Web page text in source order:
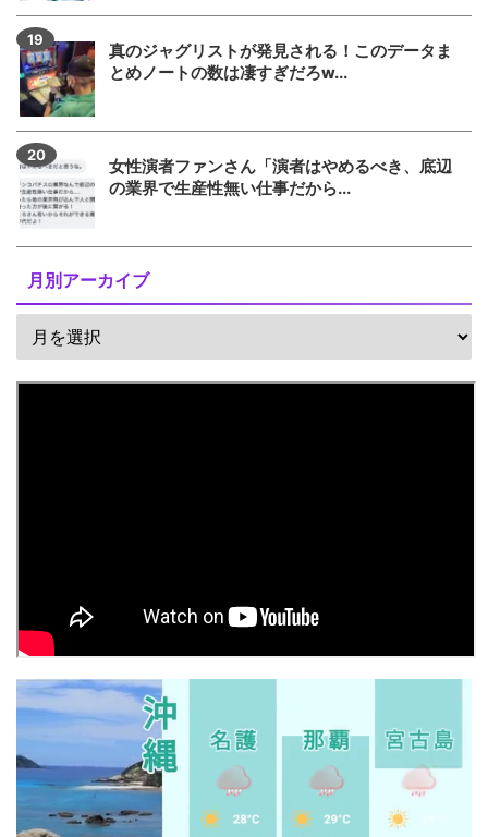
真のジャグリストが発見される！このデータま
とめノートの数は凄すぎだろw...
女性演者ファンさん「演者はやめるべき、底辺
の業界で生産性無い仕事だから...
月別アーカイブ